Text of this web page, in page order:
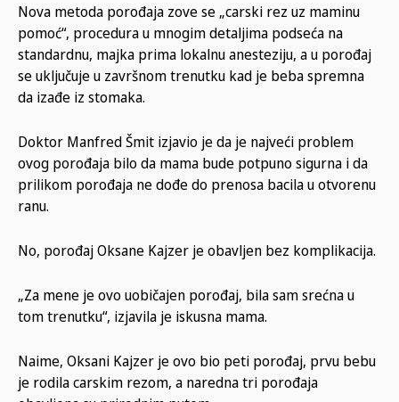
Nova metoda porođaja zove se „carski rez uz maminu
pomoć“, procedura u mnogim detaljima podseća na
standardnu, majka prima lokalnu anesteziju, a u porođaj
se uključuje u završnom trenutku kad je beba spremna
da izađe iz stomaka.
Doktor Manfred Šmit izjavio je da je najveći problem
ovog porođaja bilo da mama bude potpuno sigurna i da
prilikom porođaja ne dođe do prenosa bacila u otvorenu
ranu.
No, porođaj Oksane Kajzer je obavljen bez komplikacija.
„Za mene je ovo uobičajen porođaj, bila sam srećna u
tom trenutku“, izjavila je iskusna mama.
Naime, Oksani Kajzer je ovo bio peti porođaj, prvu bebu
je rodila carskim rezom, a naredna tri porođaja